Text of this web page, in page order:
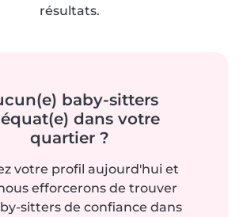
résultats.
baby-sitters
dans votre
quartier ?
votre profil aujourd'hui et
efforcerons de trouver
sitters de confiance dans